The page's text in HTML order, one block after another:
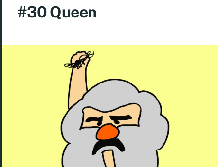
#30 Queen